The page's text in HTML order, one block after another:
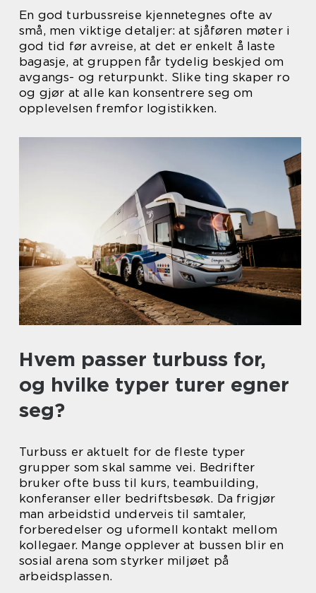
En god turbussreise kjennetegnes ofte av
små, men viktige detaljer: at sjåføren møter i
god tid før avreise, at det er enkelt å laste
bagasje, at gruppen får tydelig beskjed om
avgangs- og returpunkt. Slike ting skaper ro
og gjør at alle kan konsentrere seg om
opplevelsen fremfor logistikken.
Hvem passer turbuss for,
og hvilke typer turer egner
seg?
Turbuss er aktuelt for de fleste typer
grupper som skal samme vei. Bedrifter
bruker ofte buss til kurs, teambuilding,
konferanser eller bedriftsbesøk. Da frigjør
man arbeidstid underveis til samtaler,
forberedelser og uformell kontakt mellom
kollegaer. Mange opplever at bussen blir en
sosial arena som styrker miljøet på
arbeidsplassen.